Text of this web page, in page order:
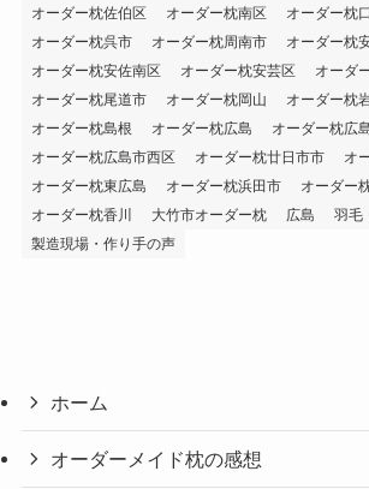
オーダー枕佐伯区
オーダー枕南区
オーダー枕
オーダー枕呉市
オーダー枕周南市
オーダー枕
オーダー枕安佐南区
オーダー枕安芸区
オーダ
オーダー枕尾道市
オーダー枕岡山
オーダー枕
オーダー枕島根
オーダー枕広島
オーダー枕広
オーダー枕広島市西区
オーダー枕廿日市市
オ
オーダー枕東広島
オーダー枕浜田市
オーダー
オーダー枕香川
大竹市オーダー枕 広島
羽毛
製造現場・作り手の声
ホーム
オーダーメイド枕の感想